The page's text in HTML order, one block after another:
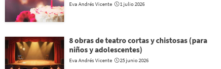
Eva Andrés Vicente 1 julio 2026
8 obras de teatro cortas y chistosas (para
niños y adolescentes)
Eva Andrés Vicente 25 junio 2026